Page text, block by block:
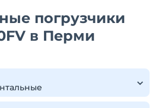
погрузчики
в Перми